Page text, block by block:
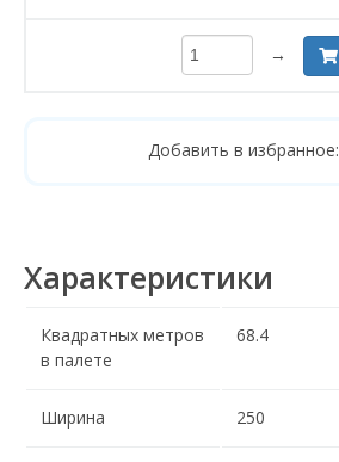
→
Добавить в избранное:
Характеристики
Квадратных метров
в палете
68.4
Ширина 250